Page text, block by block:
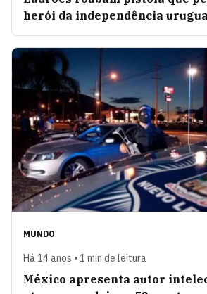
herói da independência
MUNDO
Há 14 anos • 1 min de leitura
México apresenta autor